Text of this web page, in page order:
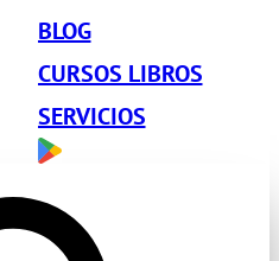
BLOG
CURSOS LIBROS
SERVICIOS